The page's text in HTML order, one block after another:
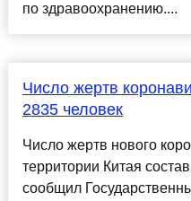
по здравоохранению....
Число жертв
2835 человек
Число жертв нового
территории Китая
сообщил